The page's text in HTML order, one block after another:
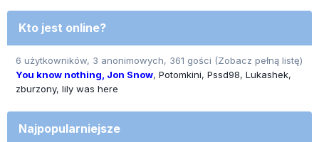
Kto jest online?
6 użytkowników, 3 anonimowych, 361 gości (Zobacz pełną listę)
You know nothing, Jon Snow Potomkini Pssd98 Lukashek
zburzony lily was here
Najpopularniejsze